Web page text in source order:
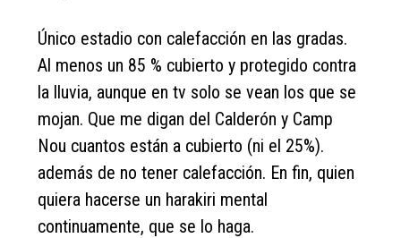
Único estadio con calefacción en las gradas.
Al menos un 85 % cubierto y protegido contra
la lluvia, aunque en tv solo se vean los que se
mojan. Que me digan del Calderón y Camp
Nou cuantos están a cubierto (ni el 25%).
además de no tener calefacción. En fin, quien
quiera hacerse un harakiri mental
continuamente, que se lo haga.